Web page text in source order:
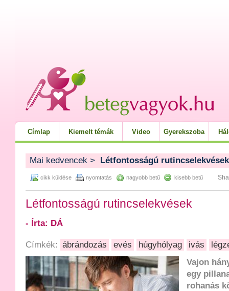
Címlap Kiemelt témák Video Gyerekszoba
Mai kedvencek > Létfontosságú rutincselekvések
cikk küldése nyomtatás nagyobb betű kisebb betű
Létfontosságú rutincselekvések
- Írta: DÁ
Címkék: ábrándozás evés húgyhólyag ivás
Vajon
egy
rohanás